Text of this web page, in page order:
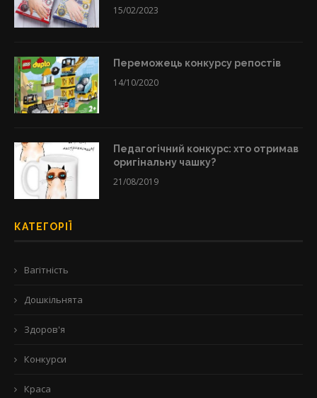
15/02/2023
Переможець конкурсу репостів
14/10/2020
Педагогічний конкурс: хто отримав
оригінальну чашку?
21/08/2019
КАТЕГОРІЇ
Вагітність
Дошкільнята
Здоров'я
Конкурси
Краса